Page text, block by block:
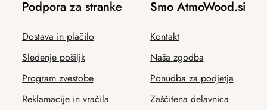
Podpora za stranke
Dostava in plačilo
Sledenje pošiljk
Program zvestobe
Reklamacije in vračila
Smo AtmoWood.si
Kontakt
Naša zgodba
Ponudba za podjetja
Zaščitena delavnica